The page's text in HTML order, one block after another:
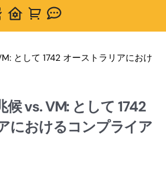
として 1742 オーストラリアにおけ
候 vs. VM: として 1742
におけるコンプライア